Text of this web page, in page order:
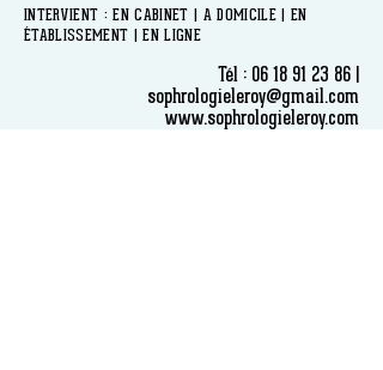
​INTERVIENT : EN CABINET | A DOMICILE | EN
ÉTABLISSEMENT | EN LIGNE
Tél : 06 18 91 23 86
sophrologieleroy@gmail.com
www.sophrologieleroy.com